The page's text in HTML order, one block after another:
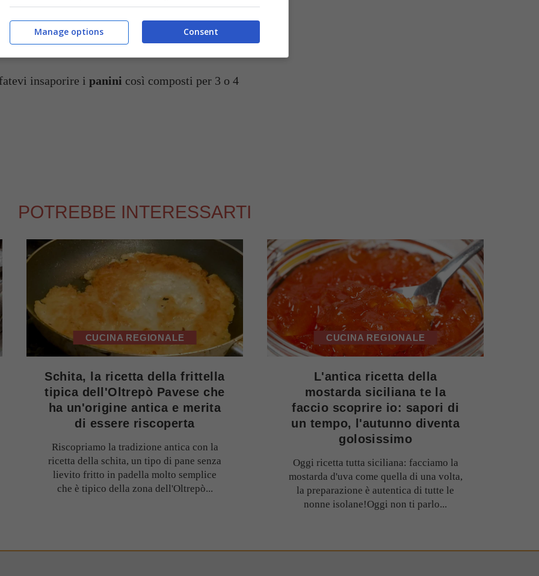
prosciutto crudo, una fetta di pomodoro, una
mozzarella. Infine coprite con l'altra fetta di
insaporire i panini così composti per 3 o 4
POTREBBE INTERESSARTI
CUCINA REGIONALE
Schita, la ricetta della frittella
tipica dell'Oltrepò Pavese che
ha un'origine antica e merita
di essere riscoperta
Riscopriamo la tradizione antica con la
ricetta della schita, un tipo di pane senza
lievito fritto in padella molto semplice
che è tipico della zona dell'Oltrepò...
CUCINA REGIONALE
L'antica ricetta della
mostarda siciliana te la
faccio scoprire io: sapori di
un tempo, l'autunno diventa
golosissimo
Oggi ricetta tutta siciliana: facciamo la
mostarda d'uva come quella di una volta,
la preparazione è autentica di tutte le
nonne isolane!Oggi non ti parlo...
Consent
Manage options